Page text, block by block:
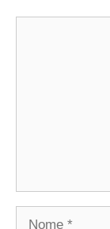
Nome